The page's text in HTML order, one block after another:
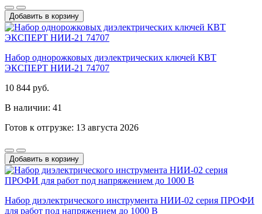
Добавить в корзину
Набор однорожковых диэлектрических ключей КВТ
ЭКСПЕРТ НИИ-21 74707
10 844 руб.
В наличии: 41
Готов к отгрузке: 13 августа 2026
Добавить в корзину
Набор диэлектрического инструмента НИИ-02 серия ПРОФИ
для работ под напряжением до 1000 В